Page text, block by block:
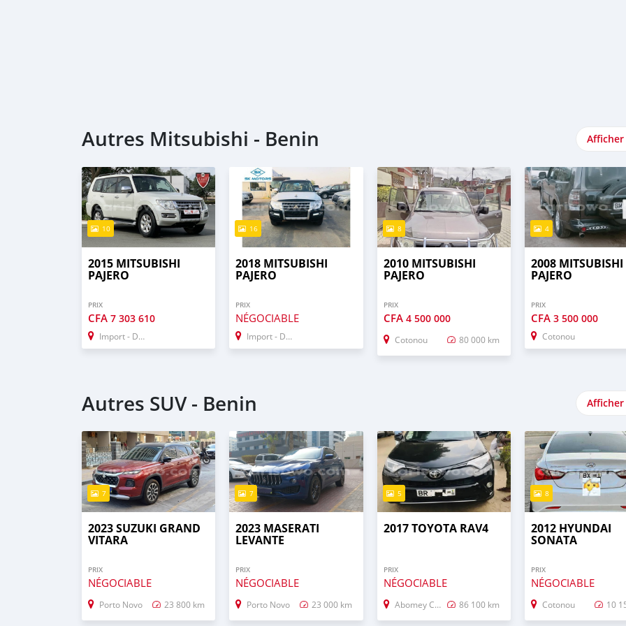
Autres Mitsubishi - Benin
10
2015 MITSUBISHI
PAJERO
PRIX
CFA 7 303 610
Import - Dubai
16
2018 MITSUBISHI
PAJERO
PRIX
NÉGOCIABLE
Import - Dubai
8
2010 MITSUBISHI
PAJERO
PRIX
CFA 4 500 000
Cotonou 80 000 km
4
2008 MITSUBISHI
PAJERO
PRIX
CFA 3 500 000
Cotonou
Autres SUV - Benin
7
2023 SUZUKI GRAND
VITARA
PRIX
NÉGOCIABLE
Porto Novo 23 800 km
7
2023 MASERATI
LEVANTE
PRIX
NÉGOCIABLE
Porto Novo 23 000 km
5
2017 TOYOTA RAV4
PRIX
NÉGOCIABLE
Abomey Calavi 86 100 km
8
2012 HYUNDAI
SONATA
PRIX
NÉGOCIABLE
Cotonou 10